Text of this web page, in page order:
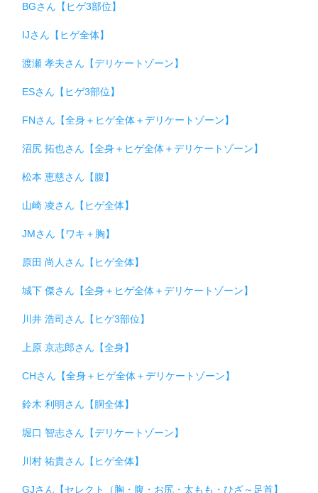
BGさん【ヒゲ3部位】
IJさん【ヒゲ全体】
渡瀬 孝夫さん【デリケートゾーン】
ESさん【ヒゲ3部位】
FNさん【全身＋ヒゲ全体＋デリケートゾーン】
沼尻 拓也さん【全身＋ヒゲ全体＋デリケートゾーン】
松本 恵慈さん【腹】
山崎 凌さん【ヒゲ全体】
JMさん【ワキ＋胸】
原田 尚人さん【ヒゲ全体】
城下 傑さん【全身＋ヒゲ全体＋デリケートゾーン】
川井 浩司さん【ヒゲ3部位】
上原 京志郎さん【全身】
CHさん【全身＋ヒゲ全体＋デリケートゾーン】
鈴木 利明さん【胴全体】
堀口 智志さん【デリケートゾーン】
川村 祐貴さん【ヒゲ全体】
GJさん【セレクト（胸・腹・お尻・太もも・ひざ～足首】